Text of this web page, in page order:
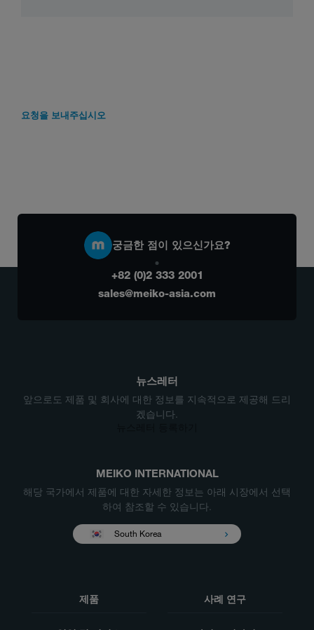
요청을 보내주십시오
궁금한 점이 있으신가요?
+82 (0)2 333 2001
sales@meiko-asia.com
뉴스레터
앞으로도 제품 및 회사에 대한 정보를 지속적으로 제공해 드리
겠습니다.
MEIKO INTERNATIONAL
해당 국가에서 제품에 대한 자세한 정보는 아래 시장에서 선택
하여 참조할 수 있습니다.
South Korea
제품 사례 연구